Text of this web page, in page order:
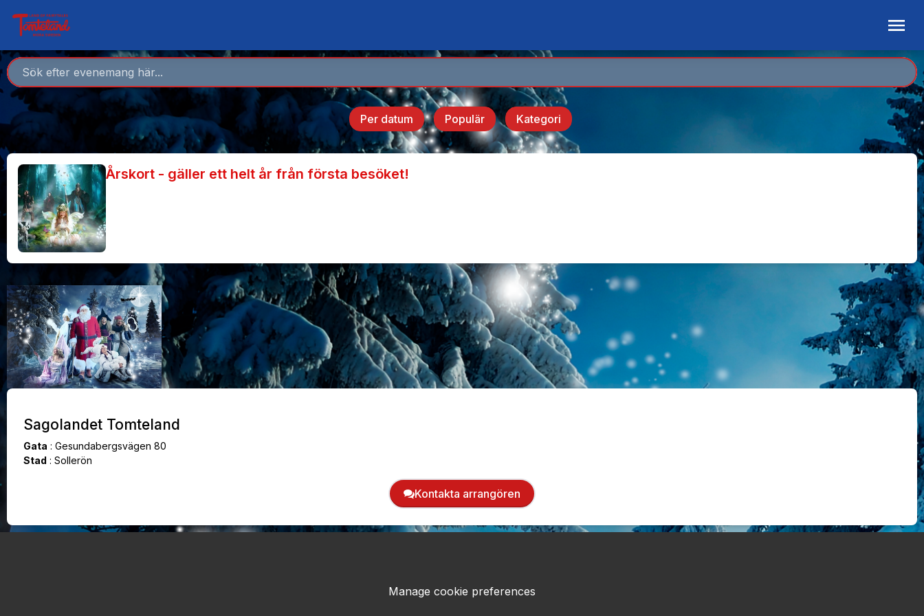
Per datum Populär Kategori
Årskort - gäller ett helt år från första besöket!
Sagolandet Tomteland
Gata : Gesundabergsvägen 80
Stad : Sollerön
Kontakta arrangören
Manage cookie preferences